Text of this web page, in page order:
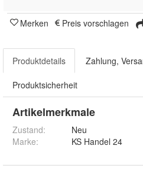
Merken Preis vorschlagen
Produktdetails Zahlung,
Produktsicherheit
Artikelmerkmale
Zustand:
Neu
Marke:
KS Handel 24